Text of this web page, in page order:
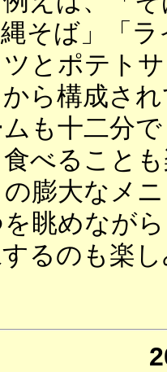
そば」「ラ
とポテト
ら構成さ
も十二分で
べること
膨大なメ
眺めなが
るのも楽